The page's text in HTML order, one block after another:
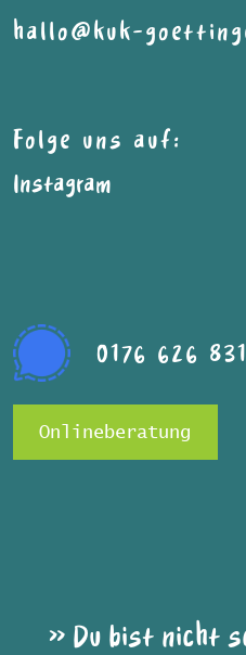
hallo@kuk-
Folge uns auf:
Instagram
0176 626
Onlineberatung
»Du bist nicht